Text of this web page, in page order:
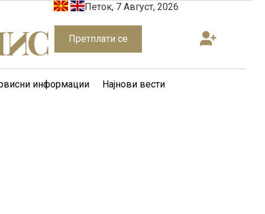
Петок, 7 Август, 2026
Претплати се
информации Најнови вести